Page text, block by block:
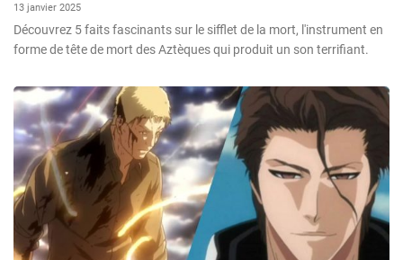
13 janvier 2025
Découvrez 5 faits fascinants sur le sifflet de la mort, l'instrument en
forme de tête de mort des Aztèques qui produit un son terrifiant.